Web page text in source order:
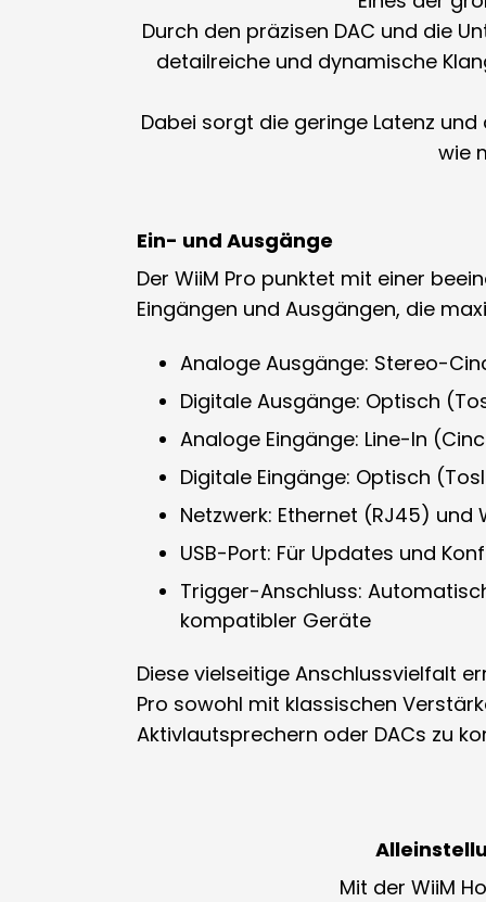
Durch den präzisen DAC und die
detailreiche und dynamische
Dabei sorgt die geringe Latenz
wie
Ein- und Ausgänge
Der WiiM Pro punktet mit einer
Eingängen und Ausgängen, die
Analoge Ausgänge: Stereo-
Digitale Ausgänge: Optisch
Analoge Eingänge: Line-In
Digitale Eingänge: Optisch
Netzwerk: Ethernet (RJ45) und
USB-Port: Für Updates und
Trigger-Anschluss:
kompatibler Geräte
Diese vielseitige Anschlussvielfalt
Pro sowohl mit klassischen
Aktivlautsprechern oder DACs zu
Mit der WiiM